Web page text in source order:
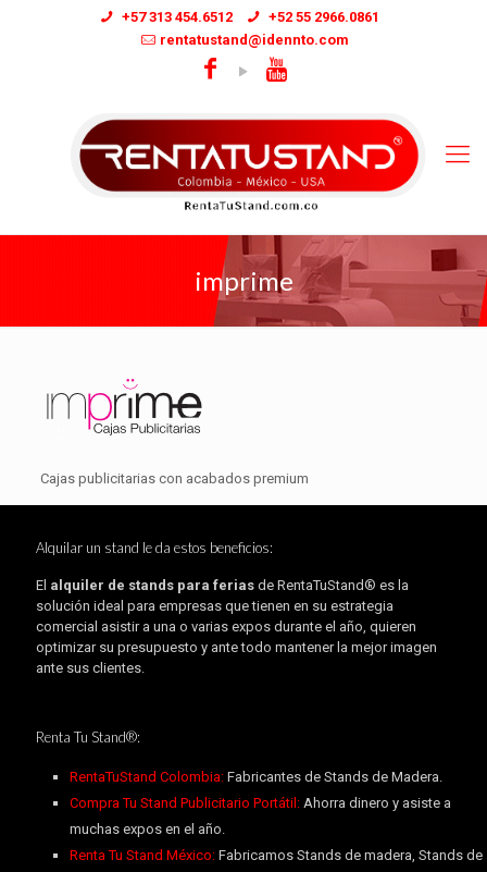
+57 313 454.6512
+52 55 2966.0861
rentatustand@idennto.com
imprime
Cajas publicitarias con acabados premium
Alquilar un stand le da estos beneficios:
El alquiler de stands para ferias de RentaTuStand® es la
solución ideal para empresas que tienen en su estrategia
comercial asistir a una o varias expos durante el año, quieren
optimizar su presupuesto y ante todo mantener la mejor imagen
ante sus clientes.
Renta Tu Stand®:
RentaTuStand Colombia: Fabricantes de Stands de Madera.
Compra Tu Stand Publicitario Portátil:Ahorra dinero y asiste a
muchas expos en el año.
Renta Tu Stand México:Fabricamos Stands de madera, Stands de